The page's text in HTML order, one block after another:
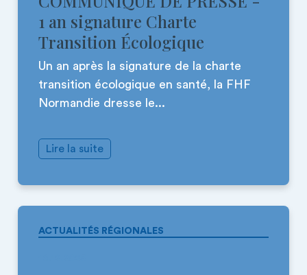
1 an signature Charte
Transition Écologique
Un an après la signature de la charte
transition écologique en santé, la FHF
Normandie dresse le...
Lire la suite
ACTUALITÉS RÉGIONALES